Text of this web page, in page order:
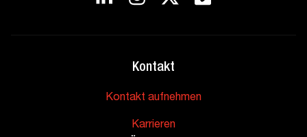
Kontakt
Kontakt aufnehmen
Karrieren